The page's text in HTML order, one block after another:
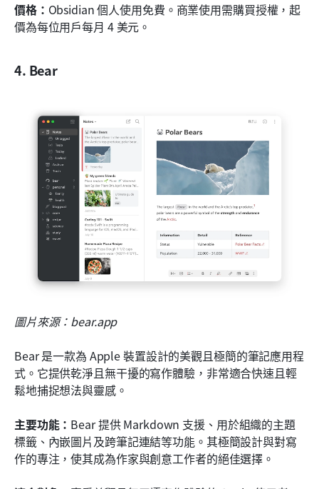
價格： Obsidian 個人使用免費。商業使用需購買授權，起
價為每位用戶每月 4 美元。
4. Bear
圖片來源：bear.app
Bear 是一款為 Apple 裝置設計的美觀且極簡的筆記應用程
式。它提供乾淨且無干擾的寫作體驗，非常適合快速且輕
鬆地捕捉想法與靈感。
主要功能： Bear 提供 Markdown 支援、用於組織的主題
標籤、內嵌圖片及跨筆記連結等功能。其極簡設計與對寫
作的專注，使其成為作家與創意工作者的絕佳選擇。